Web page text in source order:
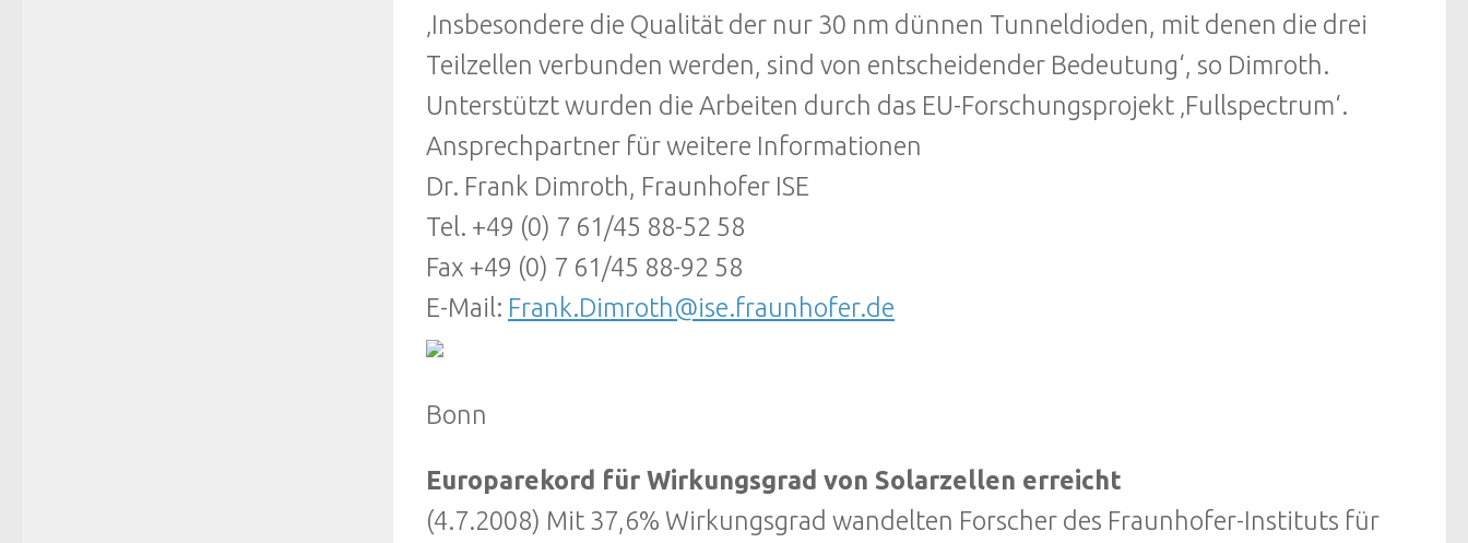
‚Insbesondere die Qualität der nur 30 nm dünnen Tunneldioden, mit denen die drei
Teilzellen verbunden werden, sind von entscheidender Bedeutung‘, so Dimroth.
Unterstützt wurden die Arbeiten durch das EU-Forschungsprojekt ‚Fullspectrum‘.
Ansprechpartner für weitere Informationen
Dr. Frank Dimroth, Fraunhofer ISE
Tel. +49 (0) 7 61/45 88-52 58
Fax +49 (0) 7 61/45 88-92 58
E-Mail: Frank.Dimroth@ise.fraunhofer.de
Bonn
Europarekord für Wirkungsgrad von Solarzellen erreicht
(4.7.2008) Mit 37,6% Wirkungsgrad wandelten Forscher des Fraunhofer-Instituts für